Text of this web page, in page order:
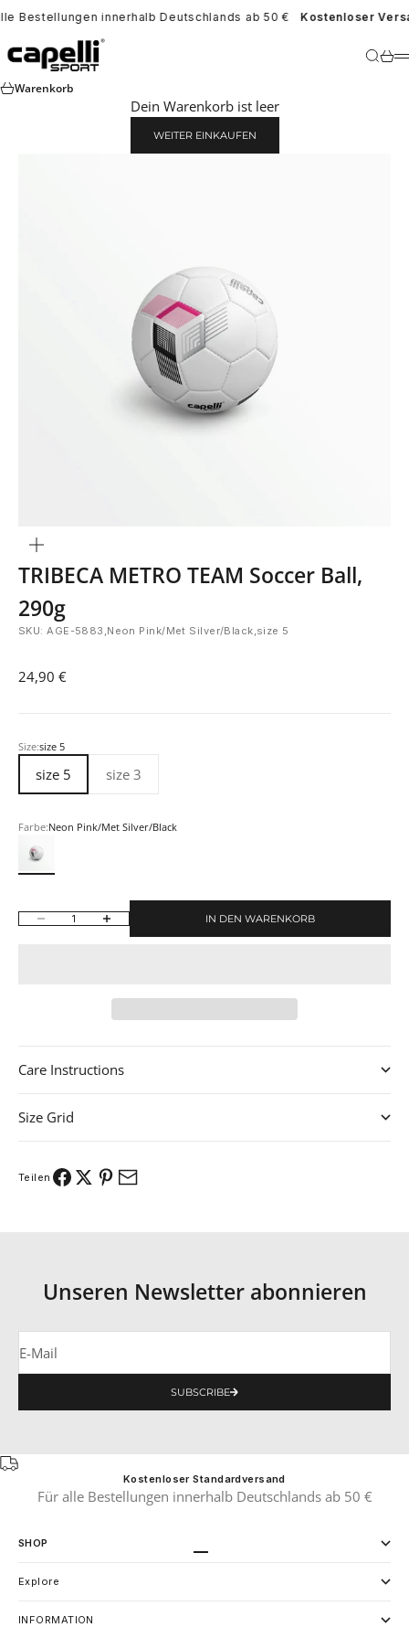
Zum Inhalt springen
Bestellungen innerhalb Deutschlands ab 50 € Kostenloser
Capelli Sport Europe
Suche
Warenkorb
Dein Warenkorb ist leer
WEITER EINKAUFEN
TRIBECA METRO TEAM Soccer Ball,
290g
SKU: AGE-5883,Neon Pink/Met Silver/Black,size 5
Angebot
24,90 €
Size:size 5
size 5 size 3
Farbe:Neon Pink/Met Silver/Black
Neon Pink/Met Silver/Black
Anzahl verringernAnzahl erhöhen IN DEN WARENKORB
Care Instructions
Size Grid
Teilen
Unseren Newsletter abonnieren
E-Mail
SUBSCRIBE
Kostenloser Standardversand
Für alle Bestellungen innerhalb Deutschlands ab 50 €
SHOP
Explore
INFORMATION